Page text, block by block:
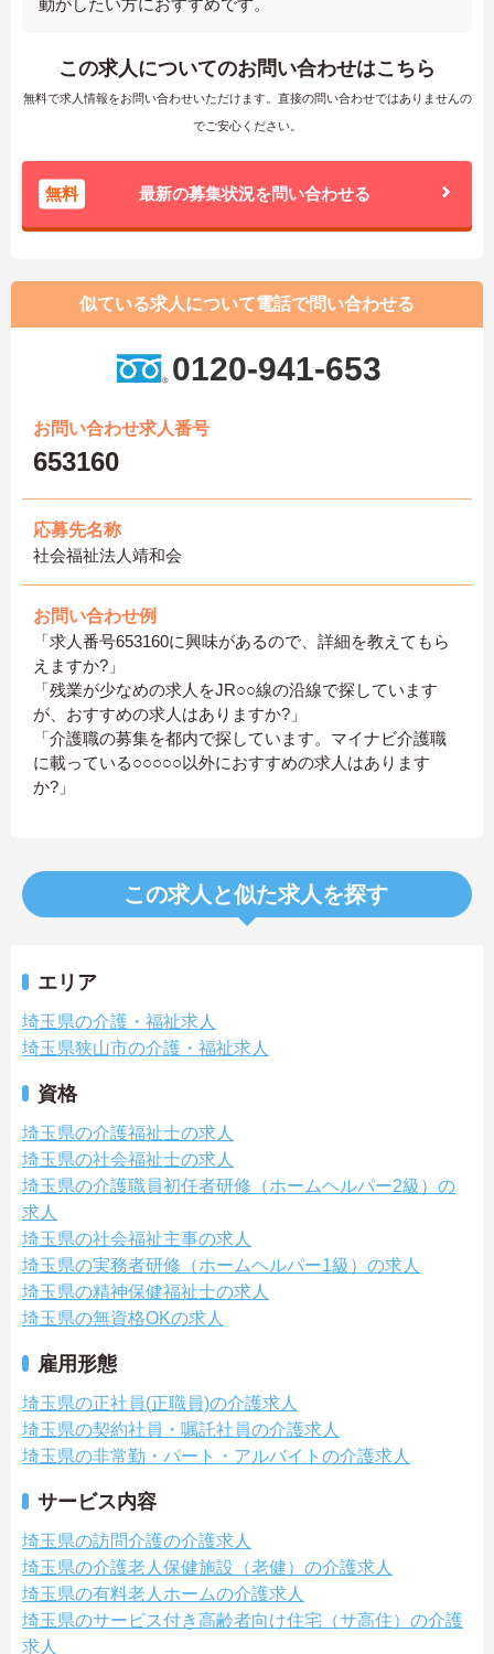
動がしたい方におすすめです。
この求人についてのお問い合わせはこちら
無料で求人情報をお問い合わせいただけます。直接の問い合わせではありませんの
でご安心ください。
無料 最新の募集状況を問い合わせる
似ている求人について電話で問い合わせる
0120-941-653
お問い合わせ求人番号
653160
応募先名称
社会福祉法人靖和会
お問い合わせ例
「求人番号653160に興味があるので、詳細を教えてもら
えますか?」
「残業が少なめの求人をJR○○線の沿線で探しています
が、おすすめの求人はありますか?」
「介護職の募集を都内で探しています。マイナビ介護職
に載っている○○○○○以外におすすめの求人はあります
か?」
この求人と似た求人を探す
エリア
埼玉県の介護・福祉求人
埼玉県狭山市の介護・福祉求人
資格
埼玉県の介護福祉士の求人
埼玉県の社会福祉士の求人
埼玉県の介護職員初任者研修（ホームヘルパー2級）の
求人
埼玉県の社会福祉主事の求人
埼玉県の実務者研修（ホームヘルパー1級）の求人
埼玉県の精神保健福祉士の求人
埼玉県の無資格OKの求人
雇用形態
埼玉県の正社員(正職員)の介護求人
埼玉県の契約社員・嘱託社員の介護求人
埼玉県の非常勤・パート・アルバイトの介護求人
サービス内容
埼玉県の訪問介護の介護求人
埼玉県の介護老人保健施設（老健）の介護求人
埼玉県の有料老人ホームの介護求人
埼玉県のサービス付き高齢者向け住宅（サ高住）の介護
求人